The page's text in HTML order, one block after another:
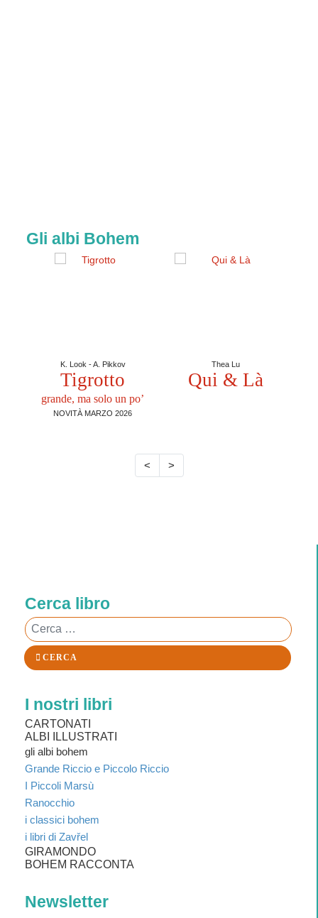
Cerca libro
Cerca
CERCA
I nostri libri
CARTONATI
ALBI ILLUSTRATI
gli albi bohem
Grande Riccio e Piccolo Riccio
I Piccoli Marsù
Ranocchio
i classici bohem
i libri di Zavřel
GIRAMONDO
BOHEM RACCONTA
Newsletter
Gli albi Bohem
K. Look - A. Pikkov
Tigrotto
grande, ma solo un po’
NOVITÀ MARZO 2026
Thea Lu
Qui & Là
< >